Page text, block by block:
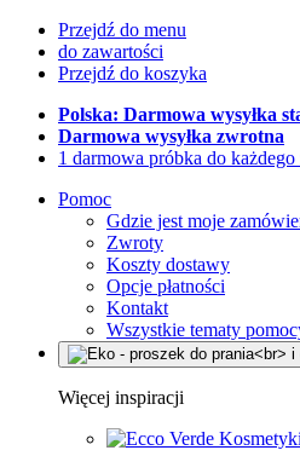
Przejdź do menu
do zawartości
Przejdź do koszyka
Polska: Darmowa wysyłka
Darmowa wysyłka zwrotna
1 darmowa próbka do
Pomoc
Gdzie jest moje
Zwroty
Koszty dostawy
Opcje płatności
Kontakt
Wszystkie tematy
Więcej inspiracji